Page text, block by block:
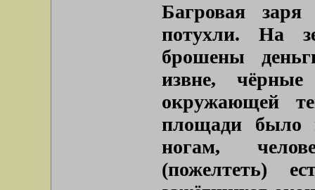
Багровая
потухли. На
брошены
извне,
окружающей
площади было
ногам,
(пожелтеть)